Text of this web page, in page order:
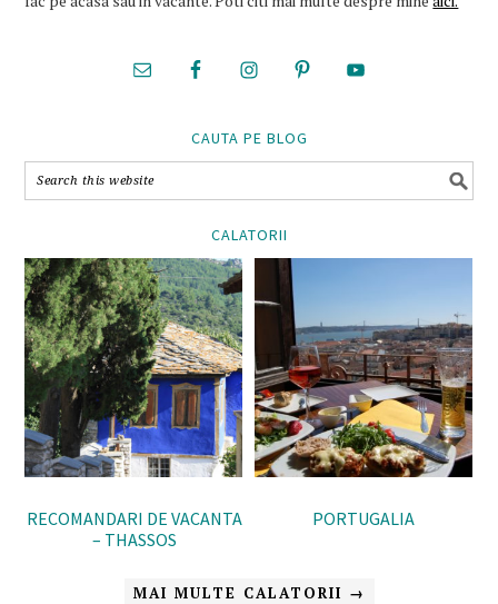
CAUTA PE BLOG
CALATORII
RECOMANDARI DE VACANTA
– THASSOS
PORTUGALIA
MAI MULTE CALATORII →